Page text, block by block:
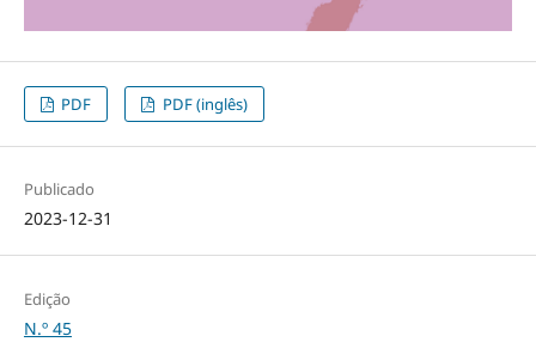
PDF PDF (inglês)
Publicado
2023-12-31
Edição
N.º 45